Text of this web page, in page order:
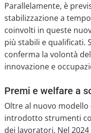
Parallelamente, è
stabilizzazione a
coinvolti in queste
più stabili e qualificati.
conferma la volontà
innovazione e
Premi e welfare a
Oltre al nuovo
introdotto strumenti
dei lavoratori. Nel